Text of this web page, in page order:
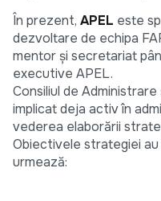
În prezent, APEL este
dezvoltare de echipa
mentor și secretariat
executive APEL.
Consiliul de
implicat deja activ în
vederea elaborării
Obiectivele strategiei
urmează: